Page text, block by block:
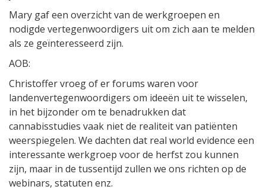
Mary gaf een overzicht van de werkgroepen en
nodigde vertegenwoordigers uit om zich aan te melden
als ze geïnteresseerd zijn.
AOB:
Christoffer vroeg of er forums waren voor
landenvertegenwoordigers om ideeën uit te wisselen,
in het bijzonder om te benadrukken dat
cannabisstudies vaak niet de realiteit van patiënten
weerspiegelen. We dachten dat real world evidence een
interessante werkgroep voor de herfst zou kunnen
zijn, maar in de tussentijd zullen we ons richten op de
webinars, statuten enz.